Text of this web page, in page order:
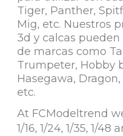
Tiger, Panther,
Mig, etc. Nuestros
3d y calcas
de marcas como
Trumpeter, Hobby
Hasegawa,
etc.
At FCModeltrend
1/16, 1/24, 1/35, 1/